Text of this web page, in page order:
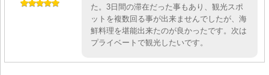
た。3日間の滞在だった事もあり、観光スポ
ットを複数回る事が出来ませんでしたが、海
鮮料理を堪能出来たのが良かったです。次は
プライベートで観光したいです。